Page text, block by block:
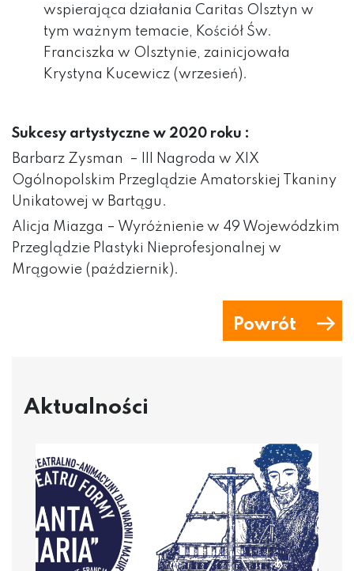
wspierająca działania Caritas Olsztyn w
tym ważnym temacie, Kościół Św.
Franciszka w Olsztynie, zainicjowała
Krystyna Kucewicz (wrzesień).
Sukcesy artystyczne w 2020 roku :
Barbarz Zysman – III Nagroda w XIX
Ogólnopolskim Przeglądzie Amatorskiej Tkaniny
Unikatowej w Bartągu.
Alicja Miazga – Wyróżnienie w 49 Wojewódzkim
Przeglądzie Plastyki Nieprofesjonalnej w
Mrągowie (październik).
Powrót
Aktualności